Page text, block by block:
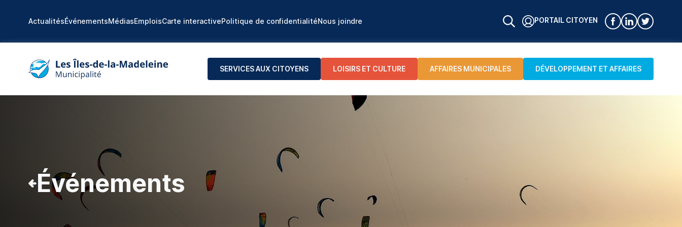
ActualitésÉvénementsMédiasEmploisCarte interactivePolitique de confidentialitéNous joindre PORTAIL CITOYEN
SERVICES AUX CITOYENS LOISIRS ET CULTURE AFFAIRES MUNICIPALES DÉVELOPPEMENT ET AFFAIRES
Événements